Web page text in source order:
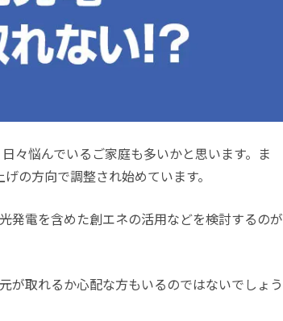
々悩んでいるご家庭も多いかと思います。ま
の方向で調整され始めています。
発電を含めた創エネの活用などを検討するのが
が取れるか心配な方もいるのではないでしょう